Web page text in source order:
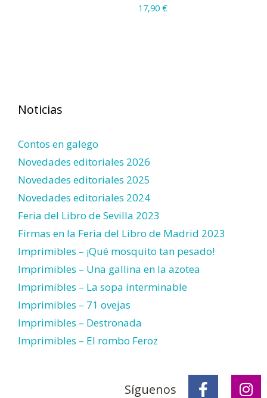
Valorado
con
17,90 €
Noticias
Contos en galego
Novedades editoriales 2026
Novedades editoriales 2025
Novedades editoriales 2024
Feria del Libro de Sevilla 2023
Firmas en la Feria del Libro de Madrid 2023
Imprimibles – ¡Qué mosquito tan pesado!
Imprimibles – Una gallina en la azotea
Imprimibles – La sopa interminable
Imprimibles – 71 ovejas
Imprimibles – Destronada
Imprimibles – El rombo Feroz
Síguenos